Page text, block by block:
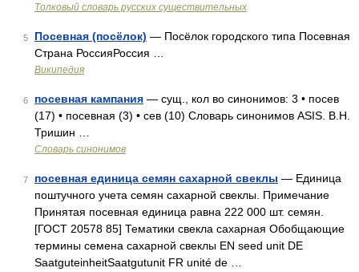
Толковый словарь русских существительных
5 Посевная (посёлок) — Посёлок городского типа Посевная
Страна РоссияРоссия …
Википедия
6 посевная кампания — сущ., кол во синонимов: 3 • посев
(17) • посевная (3) • сев (10) Словарь синонимов ASIS. В.Н.
Тришин …
Словарь синонимов
7 посевная единица семян сахарной свеклы — Единица
поштучного учета семян сахарной свеклы. Примечание
Принятая посевная единица равна 222 000 шт. семян.
[ГОСТ 20578 85] Тематики свекла сахарная Обобщающие
термины семена сахарной свеклы EN seed unit DE
SaatguteinheitSaatgutunit FR unité de …